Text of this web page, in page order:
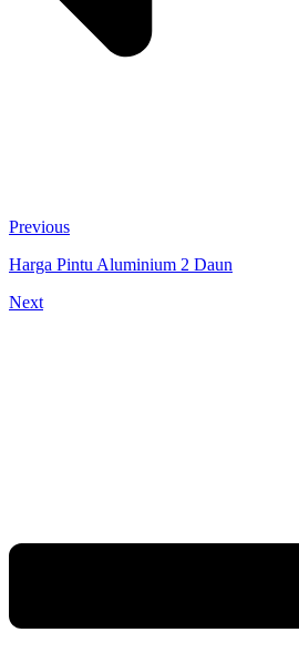
Previous
Harga Pintu Aluminium 2 Daun
Next